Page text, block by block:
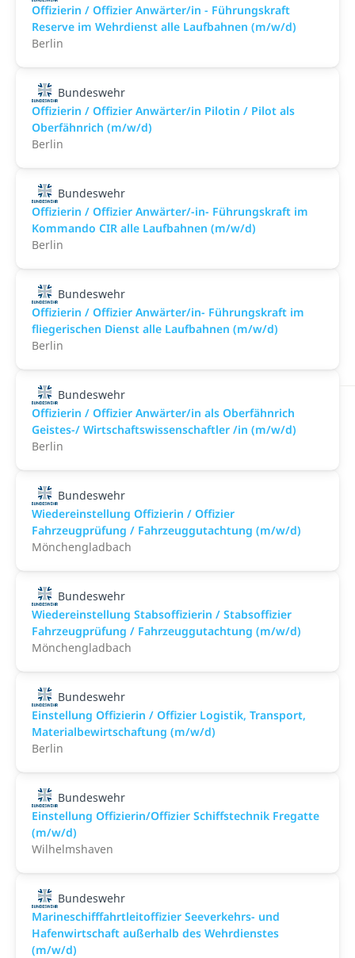
Offizierin / Offizier Anwärter/in - Führungskraft
Reserve im Wehrdienst alle Laufbahnen (m/w/d)
Berlin
Bundeswehr
Offizierin / Offizier Anwärter/in Pilotin / Pilot als
Oberfähnrich (m/w/d)
Berlin
Bundeswehr
Offizierin / Offizier Anwärter/-in- Führungskraft im
Kommando CIR alle Laufbahnen (m/w/d)
Berlin
Bundeswehr
Offizierin / Offizier Anwärter/in- Führungskraft im
fliegerischen Dienst alle Laufbahnen (m/w/d)
Berlin
Bundeswehr
Offizierin / Offizier Anwärter/in als Oberfähnrich
Geistes-/ Wirtschaftswissenschaftler /in (m/w/d)
Berlin
Bundeswehr
Wiedereinstellung Offizierin / Offizier
Fahrzeugprüfung / Fahrzeuggutachtung (m/w/d)
Mönchengladbach
Bundeswehr
Wiedereinstellung Stabsoffizierin / Stabsoffizier
Fahrzeugprüfung / Fahrzeuggutachtung (m/w/d)
Mönchengladbach
Bundeswehr
Einstellung Offizierin / Offizier Logistik, Transport,
Materialbewirtschaftung (m/w/d)
Berlin
Bundeswehr
Einstellung Offizierin/Offizier Schiffstechnik Fregatte
(m/w/d)
Wilhelmshaven
Bundeswehr
Marineschifffahrtleitoffizier Seeverkehrs- und
Hafenwirtschaft außerhalb des Wehrdienstes
(m/w/d)